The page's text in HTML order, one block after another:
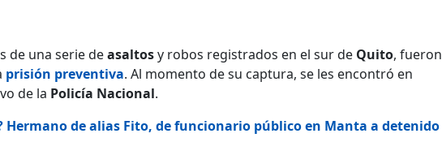
de una serie deasaltosy robos registrados en el sur de Quito, fueron
prisión preventiva. Al momento de su captura, se les encontró en
de la Policía Nacional.
Hermano de alias Fito, de funcionario público en Manta a detenido